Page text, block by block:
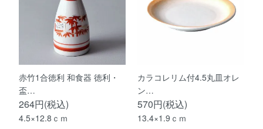
赤竹1合徳利 和食器 徳利・
盃…
264円(税込)
4.5×12.8ｃｍ
カラコレリム付4.5丸皿オレ
ン…
570円(税込)
13.4×1.9ｃｍ